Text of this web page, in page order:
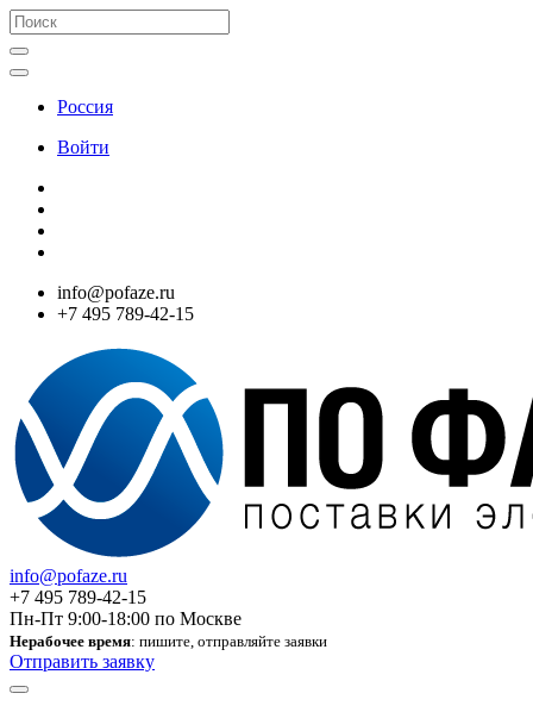
Россия
Войти
info@pofaze.ru
+7 495 789-42-15
info@pofaze.ru
+7 495 789-42-15
Пн-Пт 9:00-18:00 по Москве
Нерабочее время: пишите, отправляйте заявки
Отправить заявку